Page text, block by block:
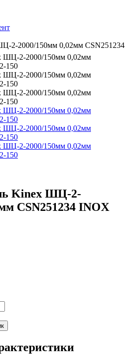
2-2000/150мм 0,02мм СSN251234
Kinex ШЦ-2-
СSN251234 INOX